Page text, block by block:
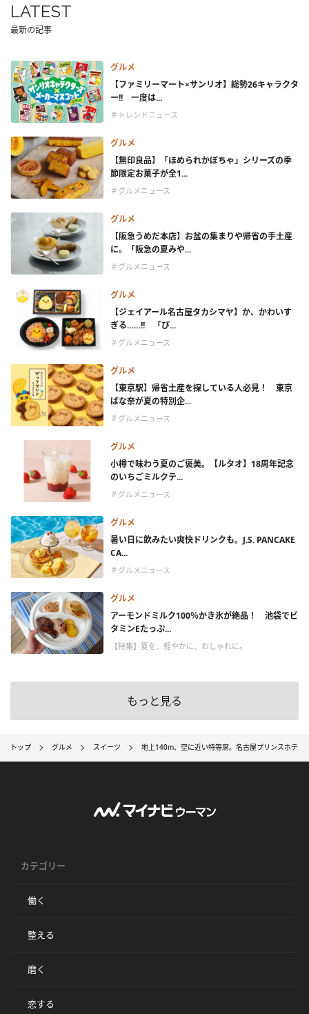
LATEST
最新の記事
グルメ
【ファミリーマート×サンリオ】総勢26キャラクタ
ー!! 一度は...
＃トレンドニュース
グルメ
【無印良品】「ほめられかぼちゃ」シリーズの季
節限定お菓子が全1...
＃グルメニュース
グルメ
【阪急うめだ本店】お盆の集まりや帰省の手土産
に。「阪急の夏みや...
＃グルメニュース
グルメ
【ジェイアール名古屋タカシマヤ】か、かわいす
ぎる……!! 「ぴ...
＃グルメニュース
グルメ
【東京駅】帰省土産を探している人必見！ 東京
ばな奈が夏の特別企...
＃グルメニュース
グルメ
小樽で味わう夏のご褒美。【ルタオ】18周年記念
のいちごミルクテ...
＃グルメニュース
グルメ
暑い日に飲みたい爽快ドリンクも。J.S. PANCAKE
CA...
＃グルメニュース
グルメ
アーモンドミルク100％かき氷が絶品！ 池袋でビ
タミンEたっぷ...
【特集】夏を、軽やかに、おしゃれに。
もっと見る
トップ グルメ スイーツ 地上140m、空に近い特等席。名古屋プリンスホテ
カテゴリー
働く
整える
磨く
恋する